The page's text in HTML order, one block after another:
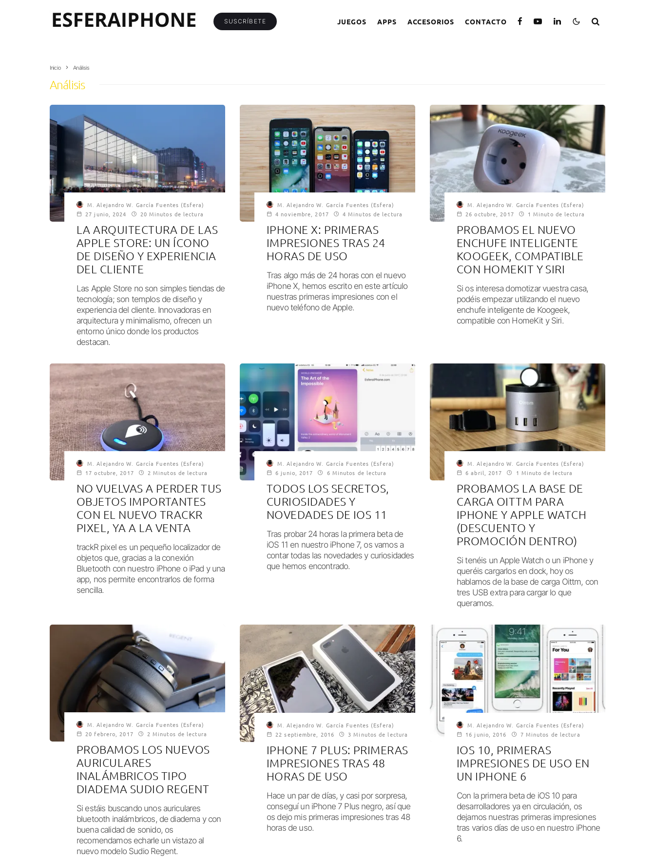
SUSCRÍBETE JUEGOS APPS ACCESORIOS CONTACTO
Inicio Análisis
Análisis
M. Alejandro W. García Fuentes (Esfera)
27 junio, 2024
20 Minutos de lectura
LA ARQUITECTURA DE LAS
APPLE STORE: UN ÍCONO
DE DISEÑO Y EXPERIENCIA
DEL CLIENTE
Las Apple Store no son simples tiendas de
tecnología; son templos de diseño y
experiencia del cliente. Innovadoras en
arquitectura y minimalismo, ofrecen un
entorno único donde los productos
destacan.
M. Alejandro W. García Fuentes (Esfera)
4 noviembre, 2017
4 Minutos de lectura
IPHONE X: PRIMERAS
IMPRESIONES TRAS 24
HORAS DE USO
Tras algo más de 24 horas con el nuevo
iPhone X, hemos escrito en este artículo
nuestras primeras impresiones con el
nuevo teléfono de Apple.
M. Alejandro W. García Fuentes (Esfera)
26 octubre, 2017
1 Minuto de lectura
PROBAMOS EL NUEVO
ENCHUFE INTELIGENTE
KOOGEEK, COMPATIBLE
CON HOMEKIT Y SIRI
Si os interesa domotizar vuestra casa,
podéis empezar utilizando el nuevo
enchufe inteligente de Koogeek,
compatible con HomeKit y Siri.
M. Alejandro W. García Fuentes (Esfera)
17 octubre, 2017
2 Minutos de lectura
NO VUELVAS A PERDER TUS
OBJETOS IMPORTANTES
CON EL NUEVO TRACKR
PIXEL, YA A LA VENTA
trackR pixel es un pequeño localizador de
objetos que, gracias a la conexión
Bluetooth con nuestro iPhone o iPad y una
app, nos permite encontrarlos de forma
sencilla.
M. Alejandro W. García Fuentes (Esfera)
6 junio, 2017
6 Minutos de lectura
TODOS LOS SECRETOS,
CURIOSIDADES Y
NOVEDADES DE IOS 11
Tras probar 24 horas la primera beta de
iOS 11 en nuestro iPhone 7, os vamos a
contar todas las novedades y curiosidades
que hemos encontrado.
M. Alejandro W. García Fuentes (Esfera)
6 abril, 2017
1 Minuto de lectura
PROBAMOS LA BASE DE
CARGA OITTM PARA
IPHONE Y APPLE WATCH
(DESCUENTO Y
PROMOCIÓN DENTRO)
Si tenéis un Apple Watch o un iPhone y
queréis cargarlos en dock, hoy os
hablamos de la base de carga Oittm, con
tres USB extra para cargar lo que
queramos.
M. Alejandro W. García Fuentes (Esfera)
20 febrero, 2017
2 Minutos de lectura
PROBAMOS LOS NUEVOS
AURICULARES
INALÁMBRICOS TIPO
DIADEMA SUDIO REGENT
Si estáis buscando unos auriculares
bluetooth inalámbricos, de diadema y con
buena calidad de sonido, os
recomendamos echarle un vistazo al
nuevo modelo Sudio Regent.
M. Alejandro W. García Fuentes (Esfera)
22 septiembre, 2016
3 Minutos de lectura
IPHONE 7 PLUS: PRIMERAS
IMPRESIONES TRAS 48
HORAS DE USO
Hace un par de días, y casi por sorpresa,
conseguí un iPhone 7 Plus negro, así que
os dejo mis primeras impresiones tras 48
horas de uso.
M. Alejandro W. García Fuentes (Esfera)
16 junio, 2016
7 Minutos de lectura
IOS 10, PRIMERAS
IMPRESIONES DE USO EN
UN IPHONE 6
Con la primera beta de iOS 10 para
desarrolladores ya en circulación, os
dejamos nuestras primeras impresiones
tras varios días de uso en nuestro iPhone
6.